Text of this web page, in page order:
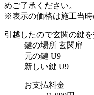
めご了承ください。
※表示の価格は施工当時
引越したので玄関の鍵
鍵の場所 玄関扉
元の鍵 U9
新しい鍵 U9
お支払料金